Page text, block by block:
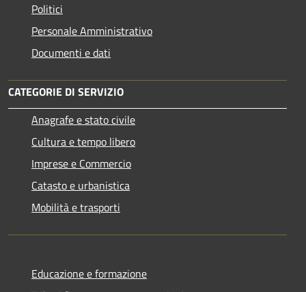
Politici
Personale Amministrativo
Documenti e dati
CATEGORIE DI SERVIZIO
Anagrafe e stato civile
Cultura e tempo libero
Imprese e Commercio
Catasto e urbanistica
Mobilità e trasporti
Educazione e formazione